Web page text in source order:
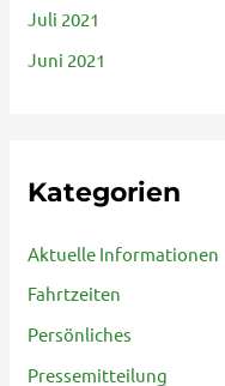
Juli 2021
Juni 2021
Kategorien
Aktuelle Informationen
Fahrtzeiten
Persönliches
Pressemitteilung